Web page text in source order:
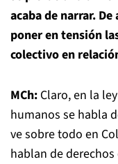
acaba de narrar.
poner en tensión
colectivo en
MCh: Claro, en la
humanos se habla
ve sobre todo en
hablan de